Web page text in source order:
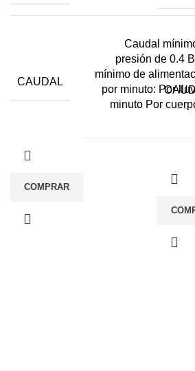
CAUDAL
Caudal
presión de 0.4
mínimo de
por minuto: Por
minuto Por
COMPRAR